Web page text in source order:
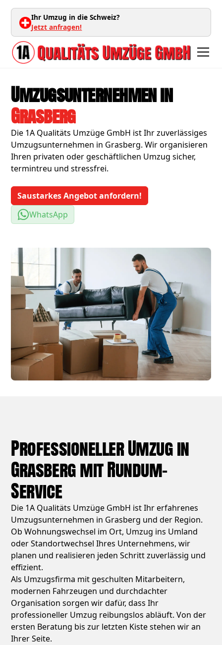
Ihr Umzug in die Schweiz?
Jetzt anfragen!
Umzugsunternehmen in
Grasberg
Die 1A Qualitäts Umzüge GmbH ist Ihr zuverlässiges
Umzugsunternehmen in Grasberg. Wir organisieren
Ihren privaten oder geschäftlichen Umzug sicher,
termintreu und stressfrei.
Saustarkes Angebot anfordern!
WhatsApp
Professioneller Umzug in
Grasberg mit Rundum-
Service
Die 1A Qualitäts Umzüge GmbH ist Ihr erfahrenes
Umzugsunternehmen in Grasberg und der Region.
Ob Wohnungswechsel im Ort, Umzug ins Umland
oder Standortwechsel Ihres Unternehmens, wir
planen und realisieren jeden Schritt zuverlässig und
effizient.
Als Umzugsfirma mit geschulten Mitarbeitern,
modernen Fahrzeugen und durchdachter
Organisation sorgen wir dafür, dass Ihr
professioneller Umzug reibungslos abläuft. Von der
ersten Beratung bis zur letzten Kiste stehen wir an
Ihrer Seite.